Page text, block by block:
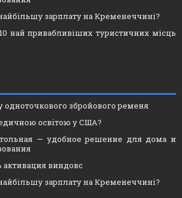
зарплату на Кременеччині?
най привабливіших туристичних місць
одноточкового збройового ременя
освітою у США?
— удобное решение для дома и
активация виндовс
зарплату на Кременеччині?